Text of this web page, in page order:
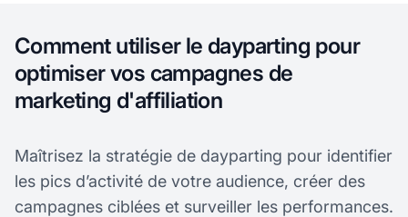
Comment utiliser le dayparting pour
optimiser vos campagnes de
marketing d'affiliation
Maîtrisez la stratégie de dayparting pour identifier
les pics d’activité de votre audience, créer des
campagnes ciblées et surveiller les performances.